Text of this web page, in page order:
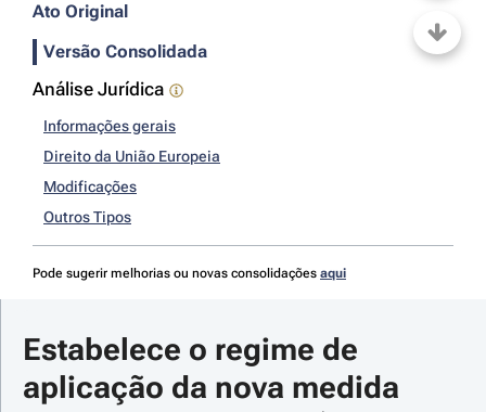
Ato Original
Versão Consolidada
Análise Jurídica
Informações gerais
Direito da União Europeia
Modificações
Outros Tipos
Pode sugerir melhorias ou novas consolidações aqui
Estabelece o regime de
aplicação da nova medida